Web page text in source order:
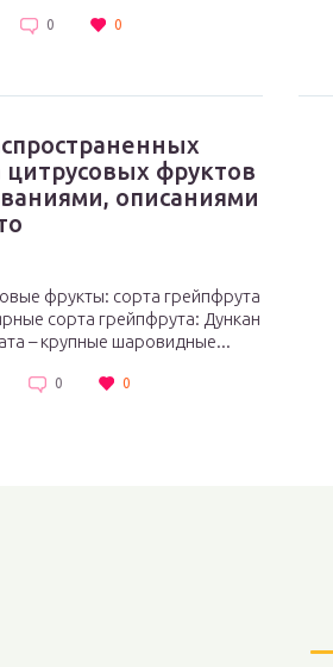
0 0
цитрусовых фруктов
описаниями
фрукты: сорта грейпфрута
сорта грейпфрута: Дункан
– крупные шаровидные...
0 0